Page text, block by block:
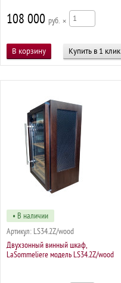
108 000 р ×
Купить в 1 клик
• В наличии
Артикул: LS34.2Z/wood
Двухзонный винный шкаф,
LaSommeliere модель LS34.2Z/wood